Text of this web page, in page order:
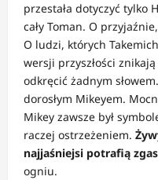
przestała dotyczyć tylko
cały Toman. O
O ludzi, których
wersji przyszłości
odkręcić żadnym
dorosłym Mikeyem.
Mikey zawsze był
raczej ostrzeżeniem.
najjaśniejsi potrafią
ogniu.